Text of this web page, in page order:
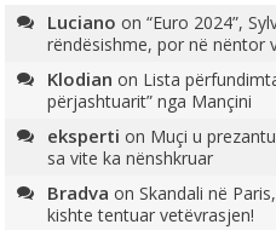
Luciano on“Euro 2024”,
rëndësishme, por në nëntor
Klodian on Lista
përjashtuarit” nga Mançini
eksperti on Muçi u
sa vite ka nënshkruar
Bradva onSkandali në
kishte tentuar vetëvrasjen!